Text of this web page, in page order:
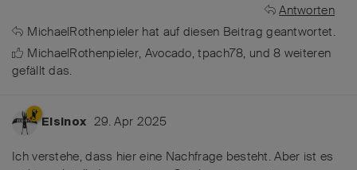
Antworten
MichaelRothenpieler hat auf diesen Beitrag geantwortet.
MichaelRothenpieler, Avocado,tpach78, und8 weiteren
gefällt das.
Elsinox 29. Apr 2025
Ich verstehe, dass hier eine Nachfrage besteht. Aber ist es